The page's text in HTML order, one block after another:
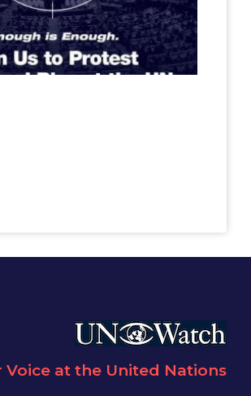
Voice at the United Nations